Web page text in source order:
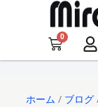
0
Cart
ホーム / ブログ